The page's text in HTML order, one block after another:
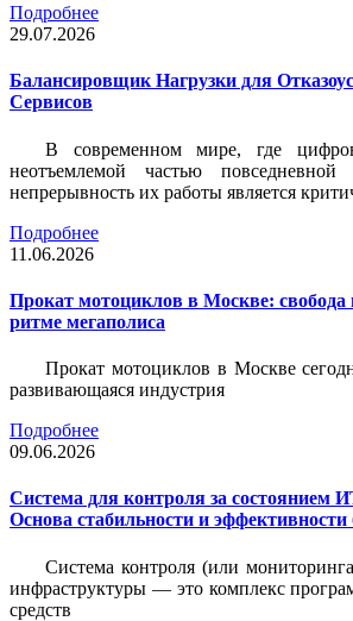
Подробнее
29.07.2026
Балансировщик Нагрузки для
Сервисов
В современном мире, где
неотъемлемой частью
непрерывность их работы является
Подробнее
11.06.2026
Прокат мотоциклов в Москве: свобода
ритме мегаполиса
Прокат мотоциклов в Москве
развивающаяся индустрия
Подробнее
09.06.2026
Система для контроля за состоянием
Основа стабильности и эффективности
Система контроля (или
инфраструктуры — это комплекс
средств